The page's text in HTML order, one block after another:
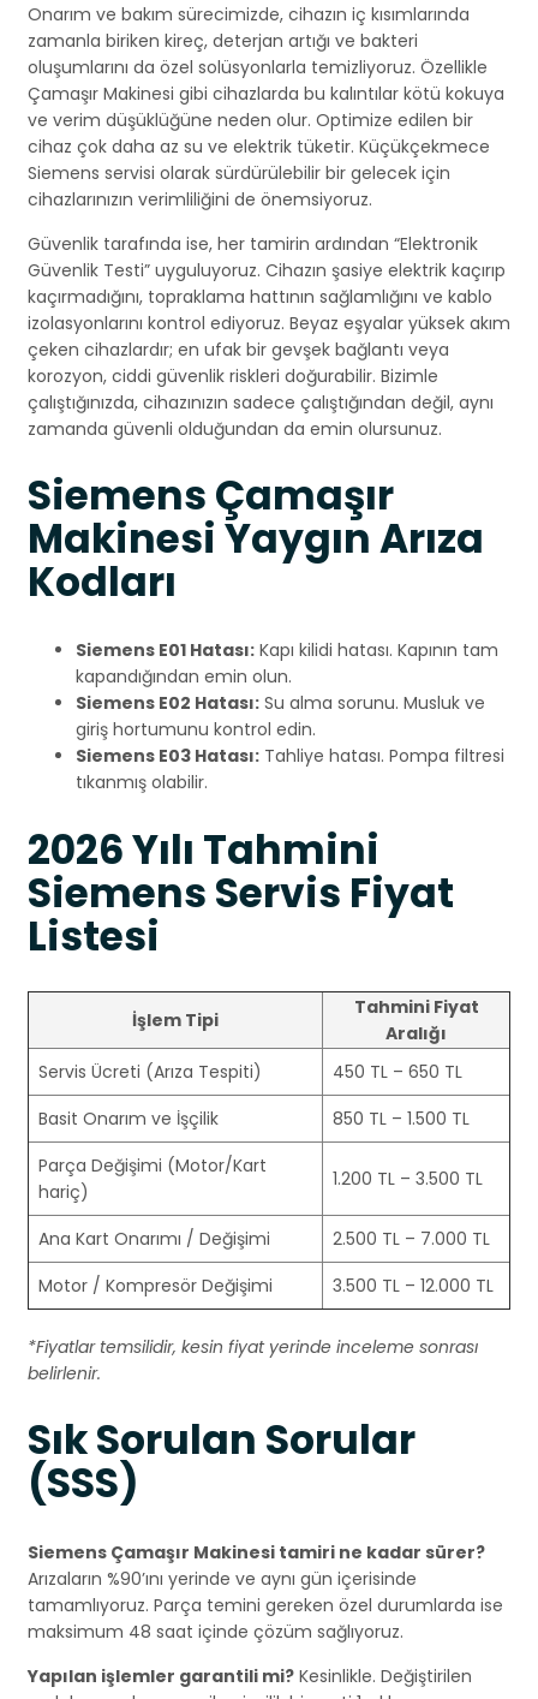
Onarım ve bakım sürecimizde, cihazın iç kısımlarında
zamanla biriken kireç, deterjan artığı ve bakteri
oluşumlarını da özel solüsyonlarla temizliyoruz. Özellikle
Çamaşır Makinesi gibi cihazlarda bu kalıntılar kötü kokuya
ve verim düşüklüğüne neden olur. Optimize edilen bir
cihaz çok daha az su ve elektrik tüketir. Küçükçekmece
Siemens servisi olarak sürdürülebilir bir gelecek için
cihazlarınızın verimliliğini de önemsiyoruz.
Güvenlik tarafında ise, her tamirin ardından “Elektronik
Güvenlik Testi” uyguluyoruz. Cihazın şasiye elektrik kaçırıp
kaçırmadığını, topraklama hattının sağlamlığını ve kablo
izolasyonlarını kontrol ediyoruz. Beyaz eşyalar yüksek akım
çeken cihazlardır; en ufak bir gevşek bağlantı veya
korozyon, ciddi güvenlik riskleri doğurabilir. Bizimle
çalıştığınızda, cihazınızın sadece çalıştığından değil, aynı
zamanda güvenli olduğundan da emin olursunuz.
Siemens Çamaşır
Makinesi Yaygın Arıza
Kodları
Siemens E01 Hatası: Kapı kilidi hatası. Kapının tam
kapandığından emin olun.
Siemens E02 Hatası: Su alma sorunu. Musluk ve
giriş hortumunu kontrol edin.
Siemens E03 Hatası: Tahliye hatası. Pompa filtresi
tıkanmış olabilir.
2026 Yılı Tahmini
Siemens Servis Fiyat
Listesi
İşlem Tipi
Tahmini Fiyat
Aralığı
Servis Ücreti (Arıza Tespiti)
450 TL – 650 TL
Basit Onarım ve İşçilik
850 TL – 1.500 TL
Parça Değişimi (Motor/Kart
hariç)
1.200 TL – 3.500 TL
Ana Kart Onarımı / Değişimi
2.500 TL – 7.000 TL
Motor / Kompresör Değişimi
3.500 TL – 12.000 TL
*Fiyatlar temsilidir, kesin fiyat yerinde inceleme sonrası
belirlenir.
Sık Sorulan Sorular
(SSS)
Siemens Çamaşır Makinesi tamiri ne kadar sürer?
Arızaların %90’ını yerinde ve aynı gün içerisinde
tamamlıyoruz. Parça temini gereken özel durumlarda ise
maksimum 48 saat içinde çözüm sağlıyoruz.
Yapılan işlemler garantili mi? Kesinlikle. Değiştirilen